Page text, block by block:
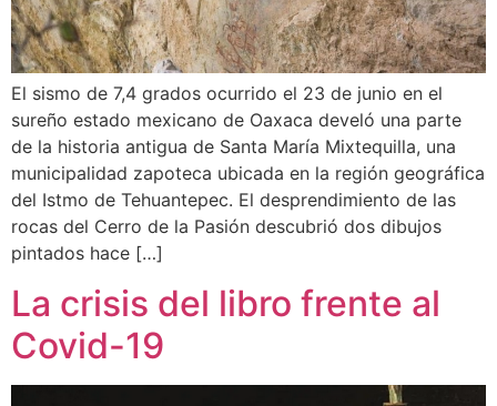
El sismo de 7,4 grados ocurrido el 23 de junio en el
sureño estado mexicano de Oaxaca develó una parte
de la historia antigua de Santa María Mixtequilla, una
municipalidad zapoteca ubicada en la región geográfica
del Istmo de Tehuantepec. El desprendimiento de las
rocas del Cerro de la Pasión descubrió dos dibujos
pintados hace […]
La crisis del libro frente al
Covid-19